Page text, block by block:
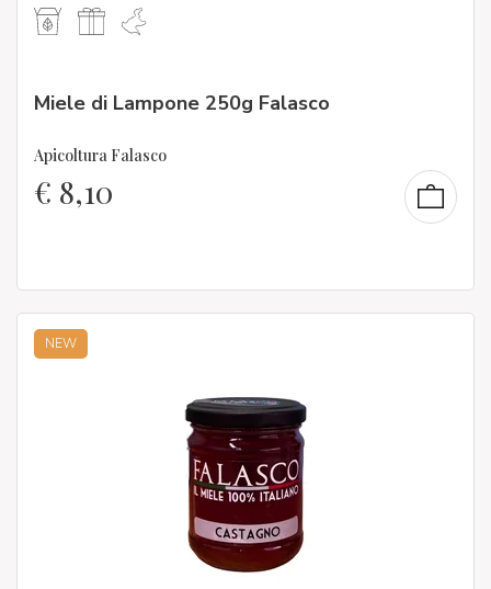
Miele di Lampone 250g Falasco
Apicoltura Falasco
€ 8,10
NEW